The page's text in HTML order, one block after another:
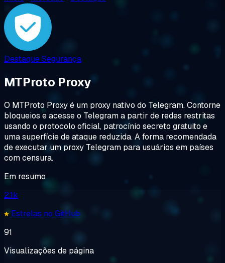
DestaqueSegurança
MTProto Proxy
O MTProto Proxy é um proxy nativo do Telegram. Contorne
bloqueios e acesse o Telegram a partir de redes restritas
usando o protocolo oficial, patrocínio secreto gratuito e
uma superfície de ataque reduzida. A forma recomendada
de executar um proxy Telegram para usuários em países
com censura.
Em resumo
2.1k
Estrelas no GitHub
91
Visualizações de página